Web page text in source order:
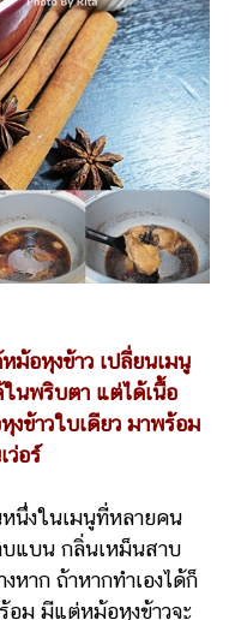
ม้อหุงข้าว เปลี่ยนเมนู
ในพริบตา แต่ได้เนื้อ
ข้าวใบเดียว มาพร้อม
ว่อร์
งในเมนูที่หลายคน
บแบน กลิ่นเหม็นสาบ
หาก ถ้าหากทำเองได้ก็
อม มีแต่หม้อหุงข้าวจะ